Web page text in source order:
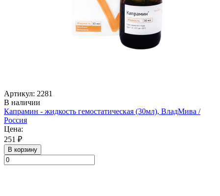
Артикул: 2281
В наличии
Капрамин - жидкость гемостатическая (30мл), ВладМива /
Россия
Цена:
251 ₽
В корзину